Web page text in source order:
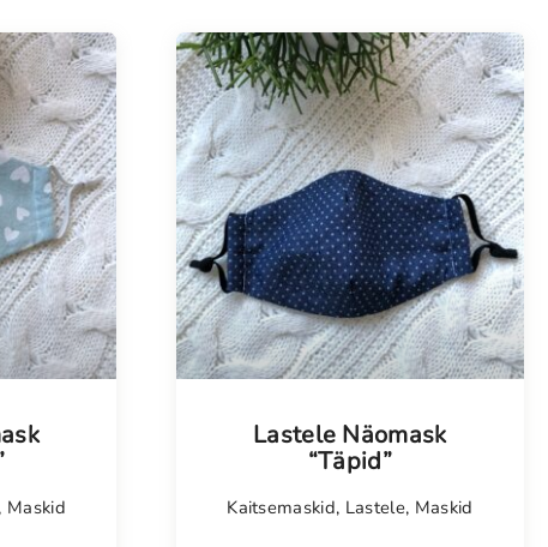
, Maskid
Lastele Näomask
“Täpid”
Kaitsemaskid, Lastele, Maskid